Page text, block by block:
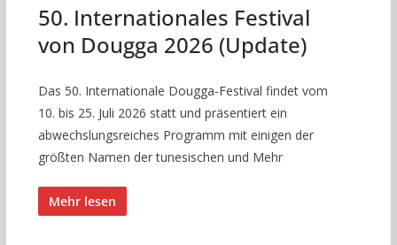
50. Internationales Festival
von Dougga 2026 (Update)
Das 50. Internationale Dougga-Festival findet vom
10. bis 25. Juli 2026 statt und präsentiert ein
abwechslungsreiches Programm mit einigen der
größten Namen der tunesischen und Mehr
Mehr lesen